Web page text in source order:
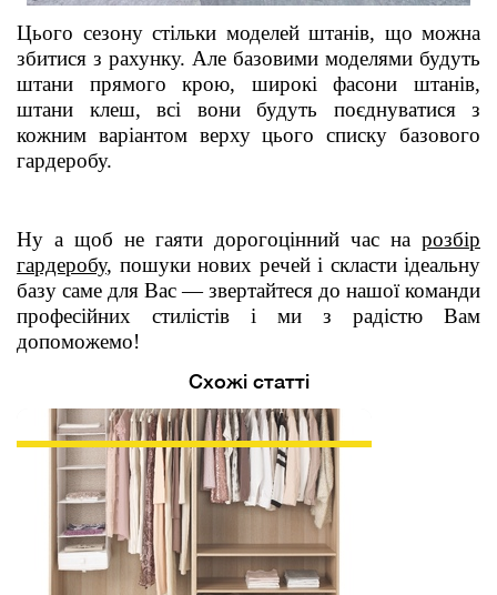
Цього сезону стільки моделей штанів, що можна
збитися з рахунку. Але базовими моделями будуть
штани прямого крою, широкі фасони штанів,
штани клеш, всі вони будуть поєднуватися з
кожним варіантом верхуцього списку базового
гардеробу.
Ну а щоб не гаяти дорогоцінний час на розбір
гардеробу, пошуки нових речей і скласти ідеальну
базу саме для Вас — звертайтеся до нашої команди
професійних стилістів і ми з радістю Вам
допоможемо!
Схожі статті